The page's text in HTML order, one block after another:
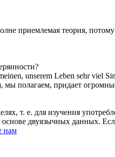
приемлемая теория,
unserem Leben sehr viel
мы полагаем, придает
т. е. для изучения
двуязычных данных.
нам